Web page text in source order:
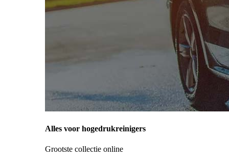
Alles voor hogedrukreinigers
Grootste collectie online